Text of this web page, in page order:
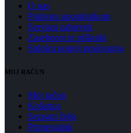
O nas
Podpora uporabnikom
Servisni zahtevek
Zasebnost in piškotki
Splošni pogoji poslovanja
MOJ RAČUN
Moj račun
Košarica
Seznam želja
Primerjalnik